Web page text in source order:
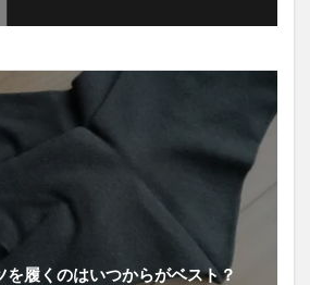
を履くのはいつからがベスト？